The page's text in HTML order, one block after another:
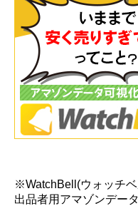
※WatchBell(ウォッチ
出品者用アマゾンデー